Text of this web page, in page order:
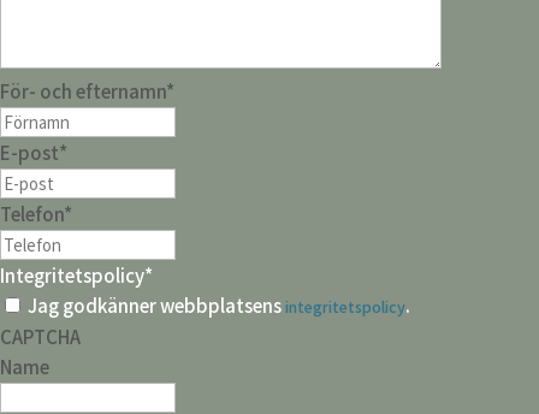
För- och efternamn*
E-post*
Telefon*
Integritetspolicy*
Jag godkänner webbplatsensintegritetspolicy.
CAPTCHA
Name